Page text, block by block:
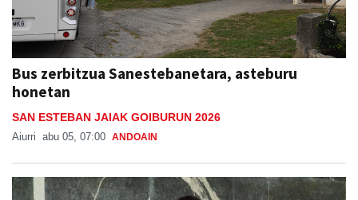
Bus zerbitzua Sanestebanetara, asteburu
honetan
SAN ESTEBAN JAIAK GOIBURUN 2026
Aiurri abu 05, 07:00 ANDOAIN